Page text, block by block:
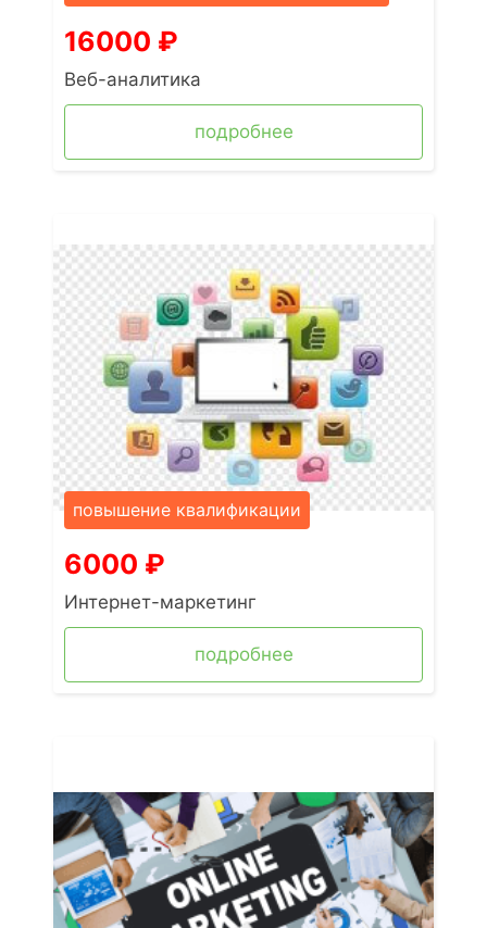
16000 ₽
Веб-аналитика
подробнее
повышение квалификации
6000 ₽
Интернет-маркетинг
подробнее